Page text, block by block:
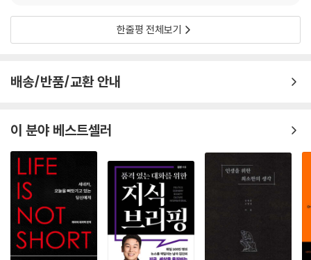
책장보다 옷장에서 더 빛날 책!
순히 옷을 잘 입고 싶은 사람뿐만 아니라, 우리 사회를 읽는 새로운 눈을 갖
고 싶은 독자들에게 이 책은 최적의 가이드가 될 것이다. 저자의 안내를 따
서 생각하게 된다. 당신의 서가에 놓일 이 책은 당신의 외면뿐만 아니라 내
먼저 읽은 독자들의 반응
“‘패션이란 무엇인가?’라는 의문에 답하는 책.”
“패션과 지식이 연결되는 즐거운 경험.”
“학문으로서의 패션이 간결하게 정리된 입문서.”
한줄평 전체보기
배송/반품/교환 안내
이 분야 베스트셀러